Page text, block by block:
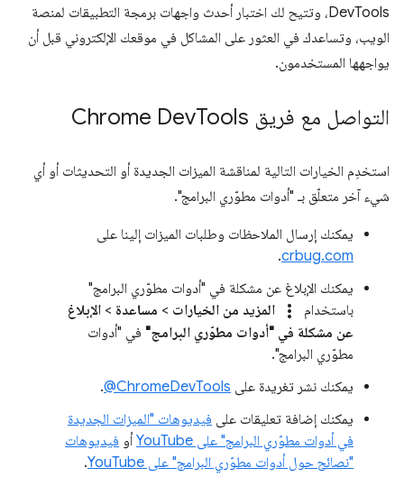
DevTools، وتتيح لك اختبار أحدث واجهات برمجة التطبيقات لمنصة
الويب، وتساعدك في العثور على المشاكل في موقعك الإلكتروني قبل أن
يواجهها المستخدمون.
التواصل مع فريق Chrome Dev Tools
استخدِم الخيارات التالية لمناقشة الميزات الجديدة أو التحديثات أو أي
شيء آخر متعلّق بـ "أدوات مطوّري البرامج".
يمكنك إرسال الملاحظات وطلبات الميزات إلينا على
crbug.com
.
يمكنك الإبلاغ عن مشكلة في "أدوات مطوّري البرامج"
باستخدام
more_vert المزيد من الخيارات > مساعدة > الإبلاغ
عن مشكلة في "أدوات مطوّري البرامج" في "أدوات
مطوّري البرامج".
يمكنك نشر تغريدة على ‎@ChromeDevTools
.
يمكنك إضافة تعليقات على فيديوهات "الميزات الجديدة
في أدوات مطوّري البرامج" على YouTube
أو فيديوهات
"نصائح حول أدوات مطوّري البرامج" على YouTube
.